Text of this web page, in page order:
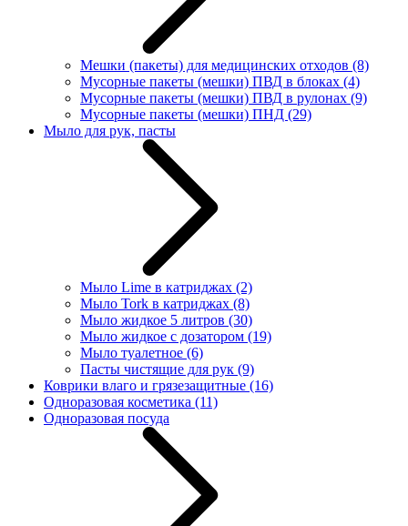
Мешки (пакеты) для медицинских отходов (8)
Мусорные пакеты (мешки) ПВД в блоках (4)
Мусорные пакеты (мешки) ПВД в рулонах (9)
Мусорные пакеты (мешки) ПНД (29)
Мыло для рук, пасты
Мыло Lime в катриджах (2)
Мыло Tork в катриджах (8)
Мыло жидкое 5 литров (30)
Мыло жидкое с дозатором (19)
Мыло туалетное (6)
Пасты чистящие для рук (9)
Коврики влаго и грязезащитные (16)
Одноразовая косметика (11)
Одноразовая посуда